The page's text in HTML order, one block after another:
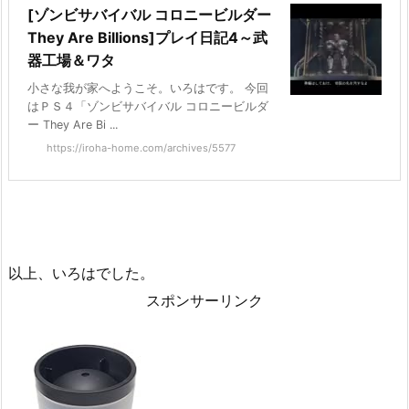
[ゾンビサバイバル コロニービルダー
They Are Billions]プレイ日記4～武
器工場＆ワタ
小さな我が家へようこそ。いろはです。 今回
はＰＳ４「ゾンビサバイバル コロニービルダ
ー They Are Bi ...
https://iroha-home.com/archives/5577
以上、いろはでした。
スポンサーリンク